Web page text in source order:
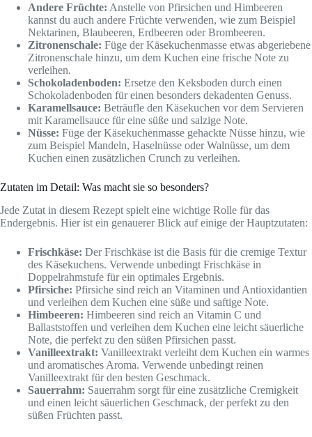
Andere Früchte: Anstelle von Pfirsichen und Himbeeren
kannst du auch andere Früchte verwenden, wie zum Beispiel
Nektarinen, Blaubeeren, Erdbeeren oder Brombeeren.
Zitronenschale: Füge der Käsekuchenmasse etwas abgeriebene
Zitronenschale hinzu, um dem Kuchen eine frische Note zu
verleihen.
Schokoladenboden: Ersetze den Keksboden durch einen
Schokoladenboden für einen besonders dekadenten Genuss.
Karamellsauce: Beträufle den Käsekuchen vor dem Servieren
mit Karamellsauce für eine süße und salzige Note.
Nüsse: Füge der Käsekuchenmasse gehackte Nüsse hinzu, wie
zum Beispiel Mandeln, Haselnüsse oder Walnüsse, um dem
Kuchen einen zusätzlichen Crunch zu verleihen.
Zutaten im Detail: Was macht sie so besonders?
Jede Zutat in diesem Rezept spielt eine wichtige Rolle für das
Endergebnis. Hier ist ein genauerer Blick auf einige der Hauptzutaten:
Frischkäse: Der Frischkäse ist die Basis für die cremige Textur
des Käsekuchens. Verwende unbedingt Frischkäse in
Doppelrahmstufe für ein optimales Ergebnis.
Pfirsiche: Pfirsiche sind reich an Vitaminen und Antioxidantien
und verleihen dem Kuchen eine süße und saftige Note.
Himbeeren: Himbeeren sind reich an Vitamin C und
Ballaststoffen und verleihen dem Kuchen eine leicht säuerliche
Note, die perfekt zu den süßen Pfirsichen passt.
Vanilleextrakt: Vanilleextrakt verleiht dem Kuchen ein warmes
und aromatisches Aroma. Verwende unbedingt reinen
Vanilleextrakt für den besten Geschmack.
Sauerrahm: Sauerrahm sorgt für eine zusätzliche Cremigkeit
und einen leicht säuerlichen Geschmack, der perfekt zu den
süßen Früchten passt.